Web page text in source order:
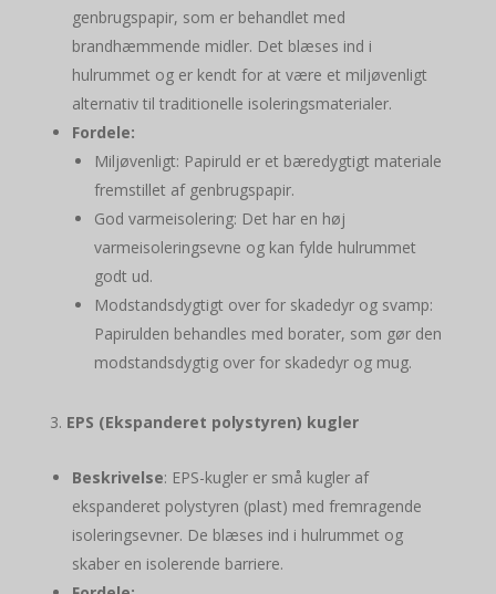
genbrugspapir, som er behandlet med
brandhæmmende midler. Det blæses ind i
hulrummet og er kendt for at være et miljøvenligt
alternativ til traditionelle isoleringsmaterialer.
Fordele:
Miljøvenligt: Papiruld er et bæredygtigt materiale
fremstillet af genbrugspapir.
God varmeisolering: Det har en høj
varmeisoleringsevne og kan fylde hulrummet
godt ud.
Modstandsdygtigt over for skadedyr og svamp:
Papirulden behandles med borater, som gør den
modstandsdygtig over for skadedyr og mug.
EPS (Ekspanderet polystyren) kugler
Beskrivelse: EPS-kugler er små kugler af
ekspanderet polystyren (plast) med fremragende
isoleringsevner. De blæses ind i hulrummet og
skaber en isolerende barriere.